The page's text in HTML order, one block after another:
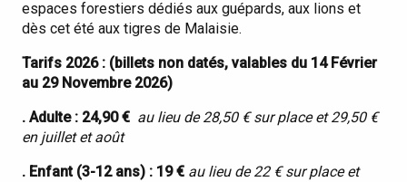
espaces forestiers dédiés aux guépards, aux lions et
dès cet été aux tigres de Malaisie.
Tarifs 2026 : (billets non datés, valables du 14 Février
au 29 Novembre 2026)
. Adulte : 24,90 € au lieu de 28,50 € sur place et 29,50 €
en juillet et août
. Enfant (3-12 ans) : 19 € au lieu de 22 € sur place et